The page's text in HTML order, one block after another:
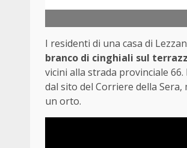
I residenti di una casa di
branco di cinghiali sul
vicini alla strada provinciale
dal sito del Corriere della
un orto.